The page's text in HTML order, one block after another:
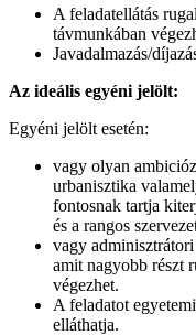
A feladatellátás
távmunkában
Javadalmazás/
Az ideális egyéni jelölt:
Egyéni jelölt esetén:
vagy olyan
urbanisztika
fontosnak tartja
és a rangos
vagy
amit nagyobb részt
végezhet.
A feladatot
elláthatja.